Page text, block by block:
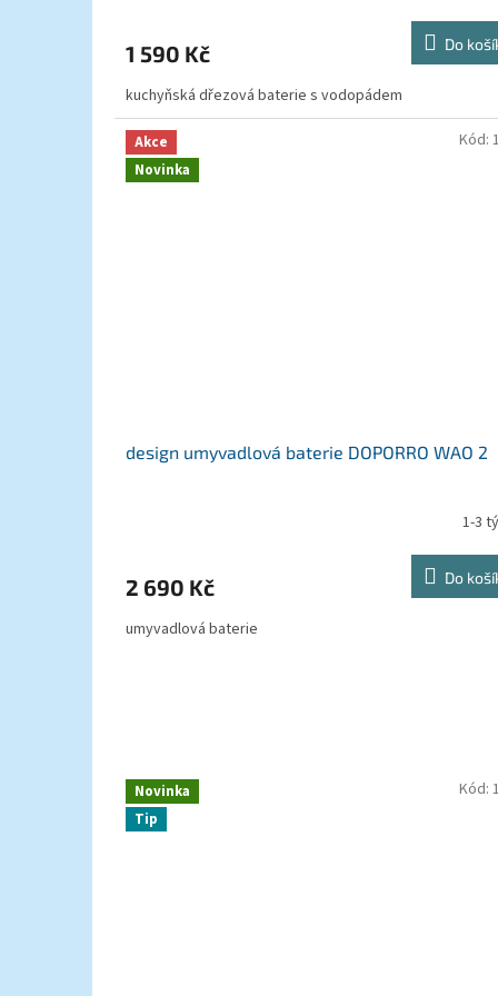
1 590 Kč Do
kuchyňská dřezová baterie s vodopádem
Akce
Novinka
design umyvadlová baterie DOPORRO WAO 2
1-3
2 690 Kč Do
umyvadlová baterie
Kód:
Novinka
Tip
Kód: